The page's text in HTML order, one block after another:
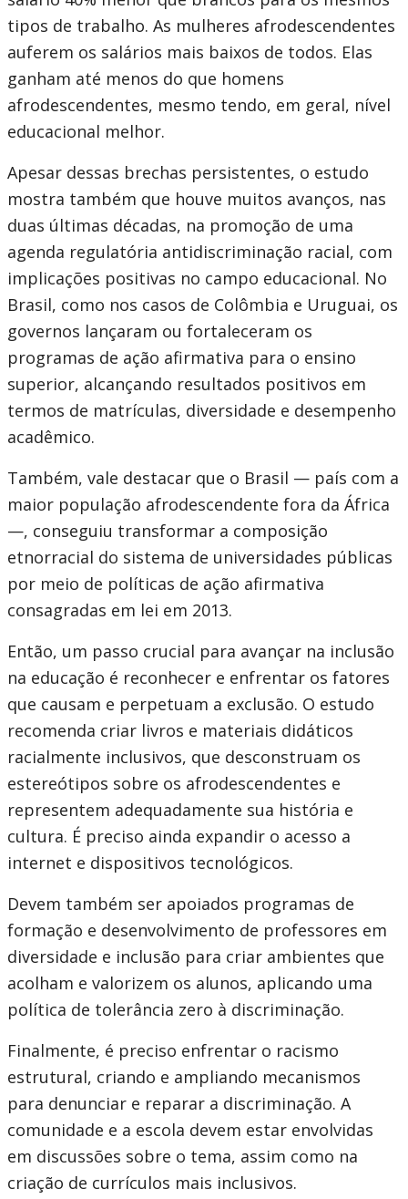
tipos de trabalho. As mulheres afrodescendentes
auferem os salários mais baixos de todos. Elas
ganham até menos do que homens
afrodescendentes, mesmo tendo, em geral, nível
educacional melhor.
Apesar dessas brechas persistentes, o estudo
mostra também que houve muitos avanços, nas
duas últimas décadas, na promoção de uma
agenda regulatória antidiscriminação racial, com
implicações positivas no campo educacional. No
Brasil, como nos casos de Colômbia e Uruguai, os
governos lançaram ou fortaleceram os
programas de ação afirmativa para o ensino
superior, alcançando resultados positivos em
termos de matrículas, diversidade e desempenho
acadêmico.
Também, vale destacar que o Brasil — país com a
maior população afrodescendente fora da África
—, conseguiu transformar a composição
etnorracial do sistema de universidades públicas
por meio de políticas de ação afirmativa
consagradas em lei em 2013.
Então, um passo crucial para avançar na inclusão
na educação é reconhecer e enfrentar os fatores
que causam e perpetuam a exclusão. O estudo
recomenda criar livros e materiais didáticos
racialmente inclusivos, que desconstruam os
estereótipos sobre os afrodescendentes e
representem adequadamente sua história e
cultura. É preciso ainda expandir o acesso a
internet e dispositivos tecnológicos.
Devem também ser apoiados programas de
formação e desenvolvimento de professores em
diversidade e inclusão para criar ambientes que
acolham e valorizem os alunos, aplicando uma
política de tolerância zero à discriminação.
Finalmente, é preciso enfrentar o racismo
estrutural, criando e ampliando mecanismos
para denunciar e reparar a discriminação. A
comunidade e a escola devem estar envolvidas
em discussões sobre o tema, assim como na
criação de currículos mais inclusivos.